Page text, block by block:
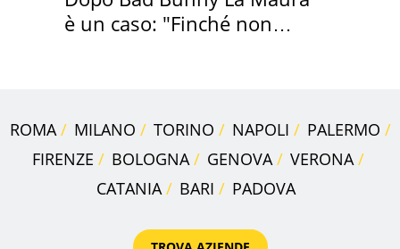
è un caso: "Finché non
ROMA MILANO TORINO NAPOLI
PALERMO
FIRENZE
BOLOGNA GENOVA
VERONA
CATANIA
BARI PADOVA